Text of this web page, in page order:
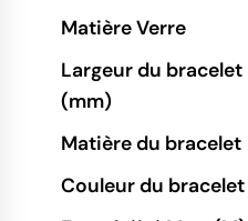
Matière Verre
Largeur du bracelet
(mm)
Matière du bracelet
Couleur du bracelet